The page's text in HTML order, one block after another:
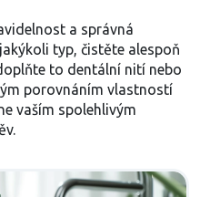
a správná
typ, čistěte alespoň
to dentální nití nebo
porovnáním vlastností
vaším spolehlivým